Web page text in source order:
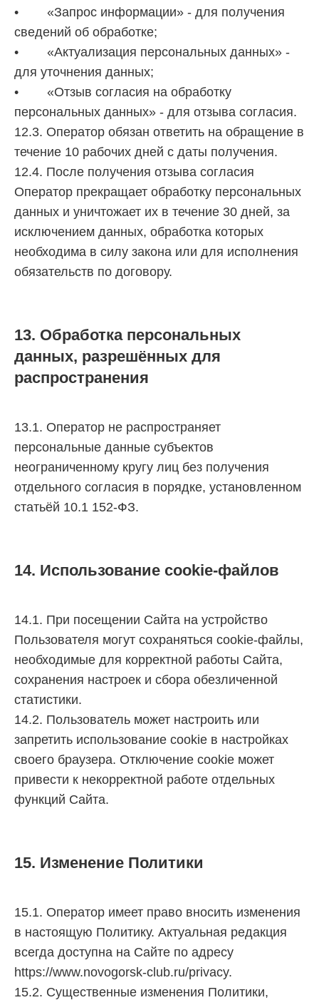
• «Запрос информации» - для получения
сведений об обработке;
• «Актуализация персональных данных» -
для уточнения данных;
• «Отзыв согласия на обработку
персональных данных» - для отзыва согласия.
12.3. Оператор обязан ответить на обращение в
течение 10 рабочих дней с даты получения.
12.4. После получения отзыва согласия
Оператор прекращает обработку персональных
данных и уничтожает их в течение 30 дней, за
исключением данных, обработка которых
необходима в силу закона или для исполнения
обязательств по договору.
13. Обработка персональных
данных, разрешённых для
распространения
13.1. Оператор не распространяет
персональные данные субъектов
неограниченному кругу лиц без получения
отдельного согласия в порядке, установленном
статьёй 10.1 152-ФЗ.
14. Использование cookie-файлов
14.1. При посещении Сайта на устройство
Пользователя могут сохраняться cookie-файлы,
необходимые для корректной работы Сайта,
сохранения настроек и сбора обезличенной
статистики.
14.2. Пользователь может настроить или
запретить использование cookie в настройках
своего браузера. Отключение cookie может
привести к некорректной работе отдельных
функций Сайта.
15. Изменение Политики
15.1. Оператор имеет право вносить изменения
в настоящую Политику. Актуальная редакция
всегда доступна на Сайте по адресу
https://www.novogorsk-club.ru/privacy.
15.2. Существенные изменения Политики,